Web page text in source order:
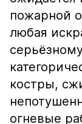
пожарной
любая
костры,
огневые